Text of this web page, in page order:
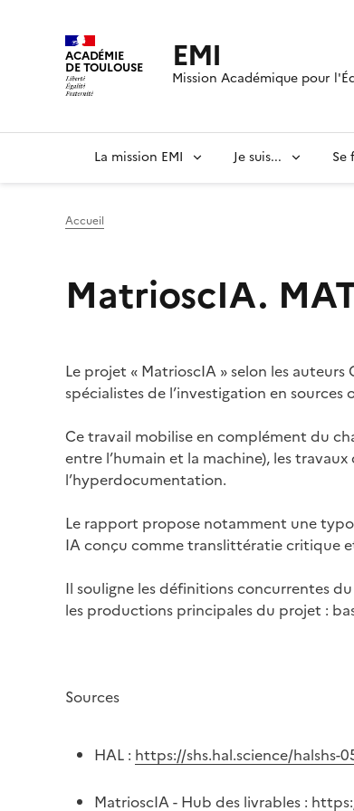
ACADÉMIE
DE TOULOUSE EMI
Mission Académique pour
La mission EMI Je suis... Se
Accueil
MatrioscIA.
Le projet « MatrioscIA » selon les
spécialistes de l’investigation en
Ce travail mobilise en complément du
entre l’humain et la machine), les
l’hyperdocumentation.
Le rapport propose notamment une
IA conçu comme translittératie critique
Il souligne les définitions concurrentes
les productions principales du projet :
Sources
HAL : https://shs.hal.science/halshs-
MatrioscIA - Hub des livrables :